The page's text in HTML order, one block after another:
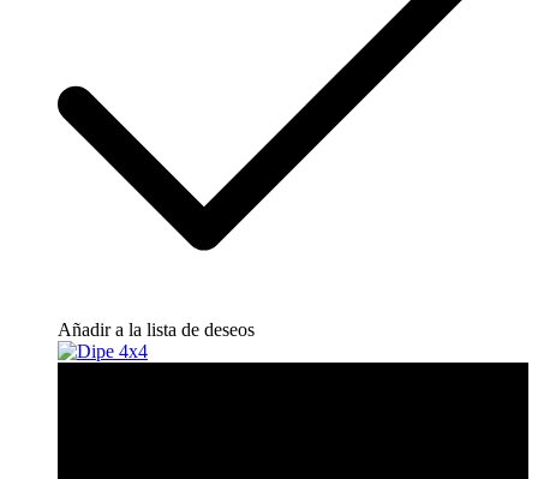
Añadir a la lista de deseos